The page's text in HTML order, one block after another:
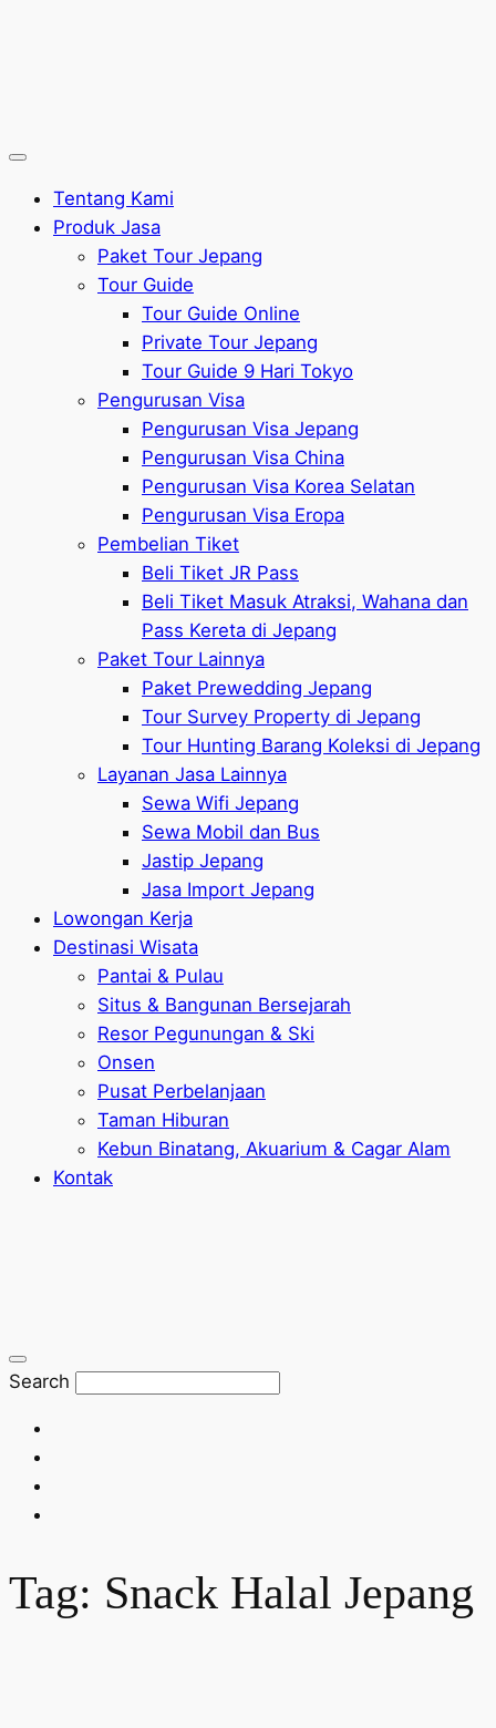
Tentang Kami
Produk Jasa
Paket Tour Jepang
Tour Guide
Tour Guide Online
Private Tour Jepang
Tour Guide 9 Hari Tokyo
Pengurusan Visa
Pengurusan Visa Jepang
Pengurusan Visa China
Pengurusan Visa Korea Selatan
Pengurusan Visa Eropa
Pembelian Tiket
Beli Tiket JR Pass
Beli Tiket Masuk Atraksi, Wahana dan
Pass Kereta di Jepang
Paket Tour Lainnya
Paket Prewedding Jepang
Tour Survey Property di Jepang
Tour Hunting Barang Koleksi di Jepang
Layanan Jasa Lainnya
Sewa Wifi Jepang
Sewa Mobil dan Bus
Jastip Jepang
Jasa Import Jepang
Lowongan Kerja
Destinasi Wisata
Pantai & Pulau
Situs & Bangunan Bersejarah
Resor Pegunungan & Ski
Onsen
Pusat Perbelanjaan
Taman Hiburan
Kebun Binatang, Akuarium & Cagar Alam
Kontak
Search
Tag: Snack Halal Jepang